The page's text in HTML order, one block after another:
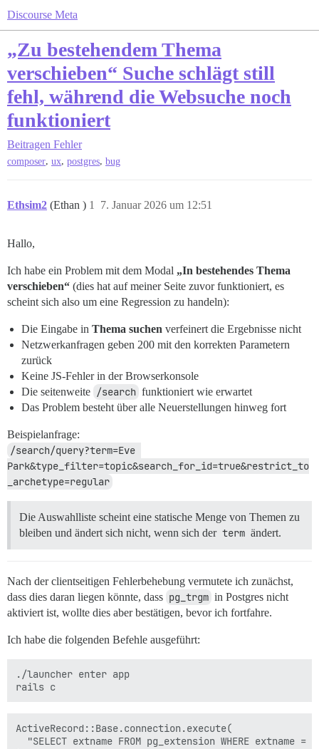
Discourse Meta
„Zu bestehendem Thema
verschieben“ Suche schlägt still
fehl, während die Websuche noch
funktioniert
Beitragen Fehler
composer, ux, postgres, bug
Ethsim2 (Ethan ) 7. Januar 2026 um 12:51
1
Hallo,
Ich habe ein Problem mit dem Modal „In bestehendes Thema
verschieben“ (dies hat auf meiner Seite zuvor funktioniert, es
scheint sich also um eine Regression zu handeln):
Die Eingabe in Thema suchen verfeinert die Ergebnisse nicht
Netzwerkanfragen geben 200 mit den korrekten Parametern
zurück
Keine JS-Fehler in der Browserkonsole
Die seitenweite /search funktioniert wie erwartet
Das Problem besteht über alle Neuerstellungen hinweg fort
Beispielanfrage:
/search/query?term=Eve
Park&type_filter=topic&search_for_id=true&restrict_to
_archetype=regular
Die Auswahlliste scheint eine statische Menge von Themen zu
bleiben und ändert sich nicht, wenn sich der term ändert.
Nach der clientseitigen Fehlerbehebung vermutete ich zunächst,
dass dies daran liegen könnte, dass pg_trgm in Postgres nicht
aktiviert ist, wollte dies aber bestätigen, bevor ich fortfahre.
Ich habe die folgenden Befehle ausgeführt:
./launcher enter app
ActiveRecord::Base.connection.execute(
"SELECT extname FROM pg_extension WHERE extname =